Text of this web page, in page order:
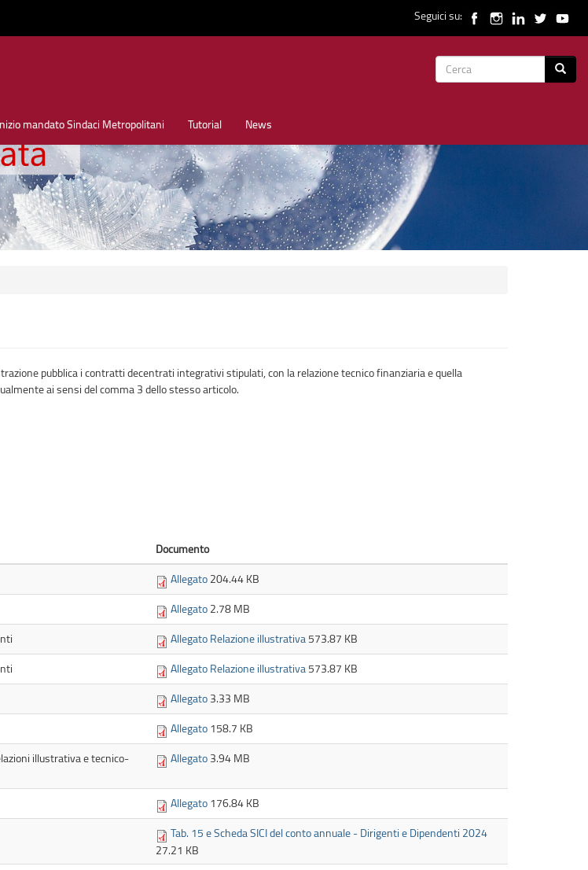
Seguici su:
Form
mandato Sindaci Metropolitani Tutorial News
pubblica i contratti decentrati integrativi stipulati, con la relazione tecnico finanziaria e quella
ai sensi del comma 3 dello stesso articolo.
Documento
Allegato 204.44 KB
Allegato 2.78 MB
Allegato Relazione illustrativa 573.87 KB
Allegato Relazione illustrativa 573.87 KB
Allegato 3.33 MB
Allegato 158.7 KB
illustrativa e tecnico-
Allegato 3.94 MB
Allegato 176.84 KB
Tab. 15 e Scheda SICI del conto annuale - Dirigenti e Dipendenti 2024
27.21 KB